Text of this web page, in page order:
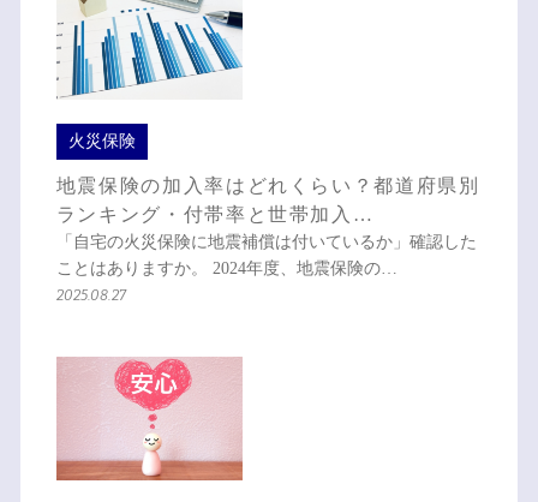
火災保険
地震保険の加入率はどれくらい？都道府県別
ランキング・付帯率と世帯加入…
「自宅の火災保険に地震補償は付いているか」確認した
ことはありますか。 2024年度、地震保険の…
2025.08.27